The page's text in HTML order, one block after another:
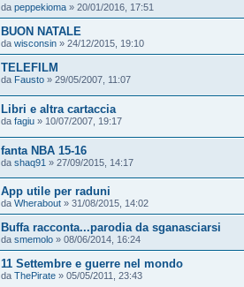
da peppekioma » 20/01/2016, 17:51
BUON NATALE
da wisconsin » 24/12/2015, 19:10
TELEFILM
da Fausto » 29/05/2007, 11:07
Libri e altra cartaccia
da fagiu » 10/07/2007, 19:17
fanta NBA 15-16
da shaq91 » 27/09/2015, 14:17
App utile per raduni
da Wherabout » 31/08/2015, 14:02
Buffa racconta...parodia da sganasciarsi
da smemolo » 08/06/2014, 16:24
11 Settembre e guerre nel mondo
da ThePirate » 05/05/2011, 23:43